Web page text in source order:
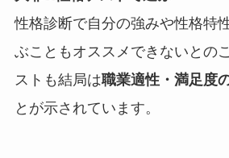
性格診断で自分の強みや性格特
ぶこともオススメできないとの
ストも結局は職業適性・満足度
とが示されています。